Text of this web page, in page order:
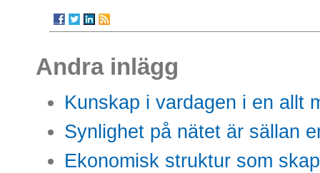
Andra inlägg
Kunskap i vardagen i en allt
Synlighet på nätet är sällan
Ekonomisk struktur som